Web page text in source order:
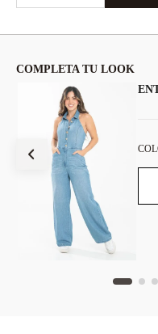
COMPLETA TU LOOK